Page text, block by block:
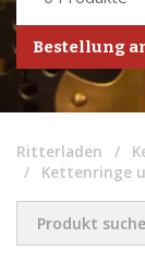
Bestellung
Ritterladen
Kettenringe